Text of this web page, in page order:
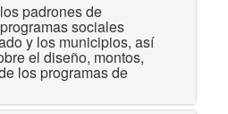
padrones de
sociales
y los municipios, así
el diseño, montos,
los programas de